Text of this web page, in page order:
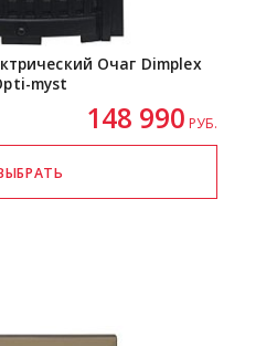
Очаг Dimplex
myst
148 990 РУБ.